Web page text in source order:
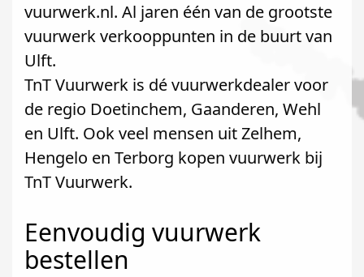
vuurwerk.nl. Al jaren één van de grootste
vuurwerk verkooppunten in de buurt van
Ulft.
TnT Vuurwerk is dé vuurwerkdealer voor
de regio Doetinchem, Gaanderen, Wehl
en Ulft. Ook veel mensen uit Zelhem,
Hengelo en Terborg kopen vuurwerk bij
TnT Vuurwerk.
Eenvoudig vuurwerk
bestellen